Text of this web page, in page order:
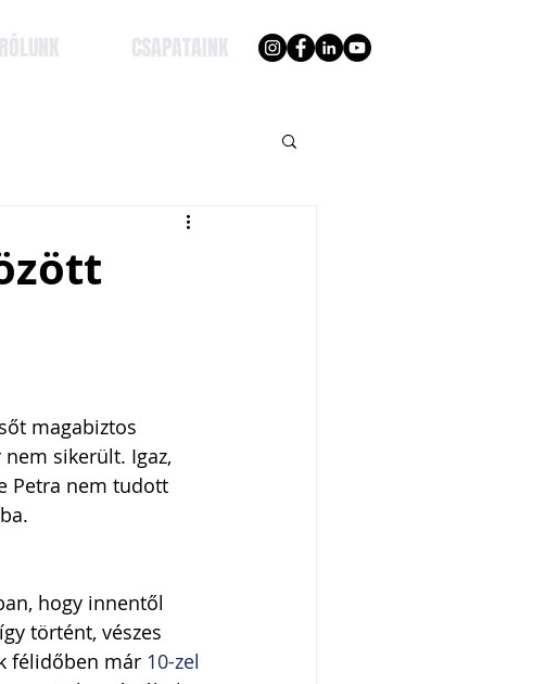
RÓLUNK CSAPATAINK
magabiztos
sikerült. Igaz,
Petra nem tudott
hogy innentől
történt, vészes
félidőben már 10-zel